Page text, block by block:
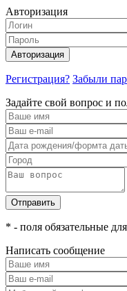
Авторизация
Авторизация
Регистрация? Забыли
Задайте свой вопрос и
Отправить
* - поля обязательные
Написать сообщение